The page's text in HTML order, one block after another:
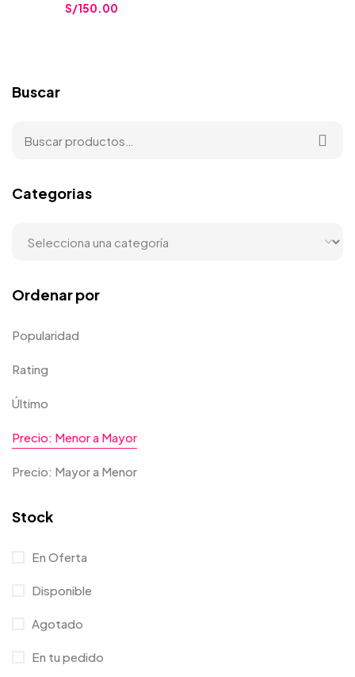
S/150.00
Buscar
Categorias
Ordenar por
Popularidad
Rating
Último
Precio: Menor a Mayor
Precio: Mayor a Menor
Stock
En Oferta
Disponible
Agotado
En tu pedido